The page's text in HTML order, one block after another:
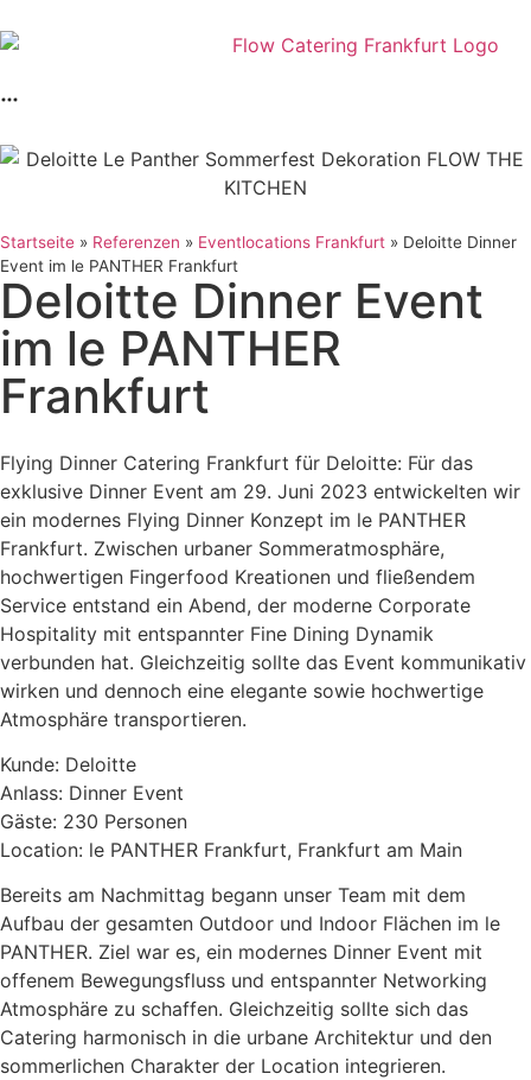
Startseite » Referenzen » Eventlocations Frankfurt » Deloitte Dinner
Event im le PANTHER Frankfurt
Deloitte Dinner Event
im le PANTHER
Frankfurt
Flying Dinner Catering Frankfurt für Deloitte: Für das
exklusive Dinner Event am 29. Juni 2023 entwickelten wir
ein modernes Flying Dinner Konzept im le PANTHER
Frankfurt. Zwischen urbaner Sommeratmosphäre,
hochwertigen Fingerfood Kreationen und fließendem
Service entstand ein Abend, der moderne Corporate
Hospitality mit entspannter Fine Dining Dynamik
verbunden hat. Gleichzeitig sollte das Event kommunikativ
wirken und dennoch eine elegante sowie hochwertige
Atmosphäre transportieren.
Kunde: Deloitte
Anlass: Dinner Event
Gäste: 230 Personen
Location: le PANTHER Frankfurt, Frankfurt am Main
Bereits am Nachmittag begann unser Team mit dem
Aufbau der gesamten Outdoor und Indoor Flächen im le
PANTHER. Ziel war es, ein modernes Dinner Event mit
offenem Bewegungsfluss und entspannter Networking
Atmosphäre zu schaffen. Gleichzeitig sollte sich das
Catering harmonisch in die urbane Architektur und den
sommerlichen Charakter der Location integrieren.